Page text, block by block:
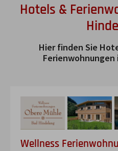
Hotels &
Hier finden Sie
Ferienwohnungen
Wellness